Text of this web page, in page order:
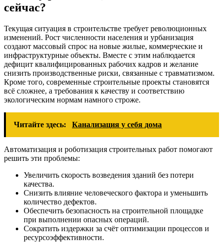
сейчас?
Текущая ситуация в строительстве требует революционных
изменений. Рост численности населения и урбанизация
создают массовый спрос на новые жилые, коммерческие и
инфраструктурные объекты. Вместе с этим наблюдается
дефицит квалифицированных рабочих кадров и желание
снизить производственные риски, связанные с травматизмом.
Кроме того, современные строительные проекты становятся
всё сложнее, а требования к качеству и соответствию
экологическим нормам намного строже.
Читайте здесь: Канализация у себя дома
Автоматизация и роботизация строительных работ помогают
решить эти проблемы:
Увеличить скорость возведения зданий без потери
качества.
Снизить влияние человеческого фактора и уменьшить
количество дефектов.
Обеспечить безопасность на строительной площадке
при выполнении опасных операций.
Сократить издержки за счёт оптимизации процессов и
ресурсоэффективности.